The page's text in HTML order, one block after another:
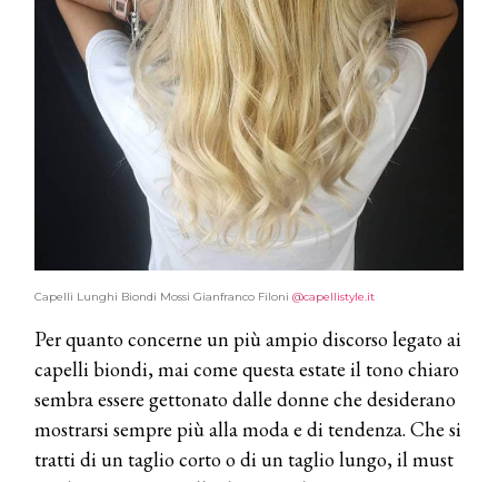
Capelli Lunghi Biondi Mossi Gianfranco Filoni @capellistyle.it
Per quanto concerne un più ampio discorso legato ai
capelli biondi, mai come questa estate il tono chiaro
sembra essere gettonato dalle donne che desiderano
mostrarsi sempre più alla moda e di tendenza. Che si
tratti di un taglio corto o di un taglio lungo, il must